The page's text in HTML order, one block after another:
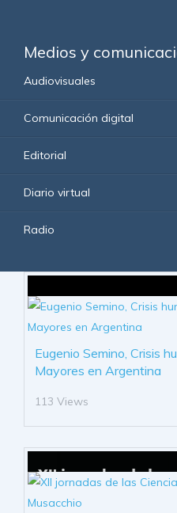
Medios y
Audiovisuales
Comunicación digital
Editorial
Diario virtual
Radio
Eugenio Semino, Crisis
Mayores en Argentina
113 Views